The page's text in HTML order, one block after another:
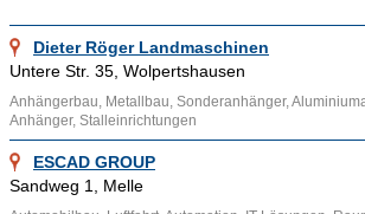
Dieter Röger Landmaschinen
Untere Str. 35, Wolpertshausen
Anhängerbau, Metallbau, Sonderanhänger,
Anhänger, Stalleinrichtungen
ESCAD GROUP
Sandweg 1, Melle